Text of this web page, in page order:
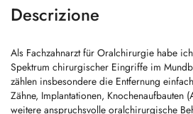
Descrizione
Als Fachzahnarzt für Oralchirurgie habe
Spektrum chirurgischer Eingriffe im
zählen insbesondere die Entfernung
Zähne, Implantationen, Knochenaufbauten
weitere anspruchsvolle oralchirurgische